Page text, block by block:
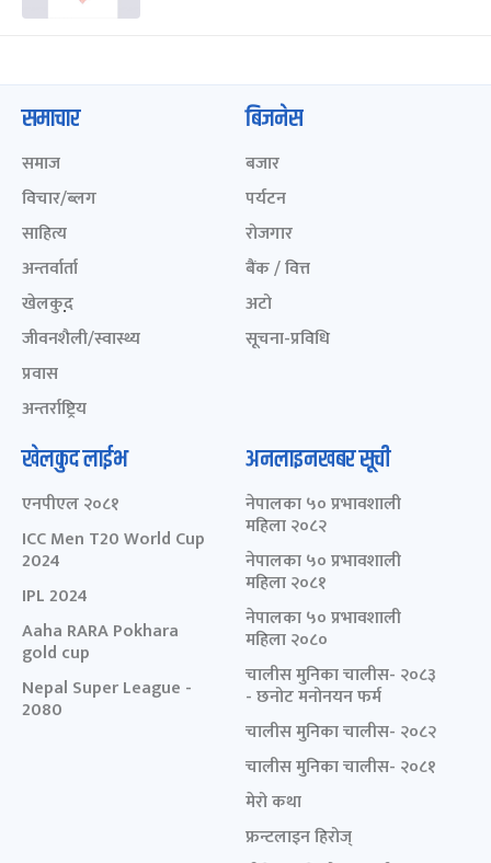
समाचार
समाज
विचार/ब्लग
साहित्य
अन्तर्वार्ता
खेलकुद़़
जीवनशैली/स्वास्थ्य
प्रवास
अन्तर्राष्ट्रिय
बिजनेस
बजार
पर्यटन
रोजगार
बैंक / वित्त
अटो
सूचना-प्रविधि
खेलकुद लाईभ
एनपीएल २०८१
ICC Men T20 World Cup
2024
IPL 2024
Aaha RARA Pokhara
gold cup
Nepal Super League -
2080
अनलाइनखबर सूची
नेपालका ५० प्रभावशाली
महिला २०८२
नेपालका ५० प्रभावशाली
महिला २०८१
नेपालका ५० प्रभावशाली
महिला २०८०
चालीस मुनिका चालीस- २०८३
- छनोट मनोनयन फर्म
चालीस मुनिका चालीस- २०८२
चालीस मुनिका चालीस- २०८१
मेरो कथा
फ्रन्टलाइन हिरोज्